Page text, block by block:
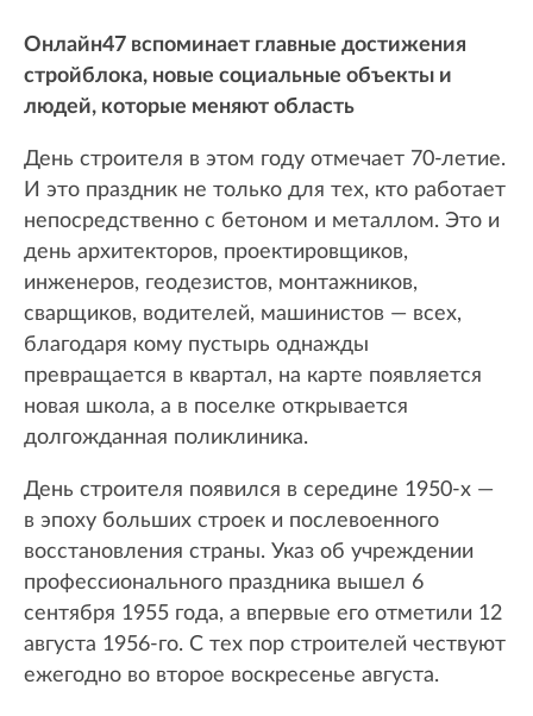
Онлайн47 вспоминает главные достижения
стройблока, новые социальные объекты и
людей, которые меняют область
День строителя в этом году отмечает 70-летие.
И это праздник не только для тех, кто работает
непосредственно с бетоном и металлом. Это и
день архитекторов, проектировщиков,
инженеров, геодезистов, монтажников,
сварщиков, водителей, машинистов — всех,
благодаря кому пустырь однажды
превращается в квартал, на карте появляется
новая школа, а в поселке открывается
долгожданная поликлиника.
День строителя появился в середине 1950-х —
в эпоху больших строек и послевоенного
восстановления страны. Указ об учреждении
профессионального праздника вышел 6
сентября 1955 года, а впервые его отметили 12
августа 1956-го. С тех пор строителей чествуют
ежегодно во второе воскресенье августа.